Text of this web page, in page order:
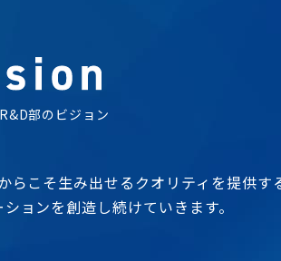
部のビジョン
こそ生み出せるクオリティを提供す
ョンを創造し続けていきます。